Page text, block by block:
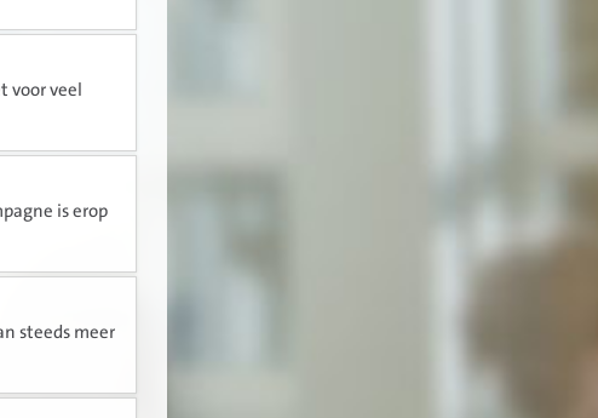
voor veel
is erop
steeds meer